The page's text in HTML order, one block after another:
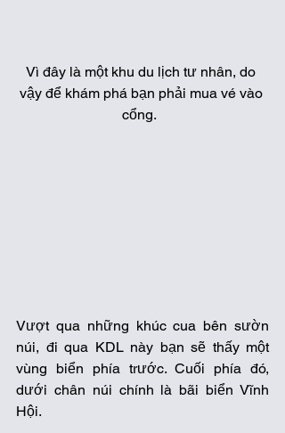
Vì đây là một khu du lịch tư nhân, do
vậy để khám phá bạn phải mua vé vào
cổng.
Vượt qua những khúc cua bên sườn
núi, đi qua KDL này bạn sẽ thấy một
vùng biển phía trước. Cuối phía đó,
dưới chân núi chính là bãi biển Vĩnh
Hội.